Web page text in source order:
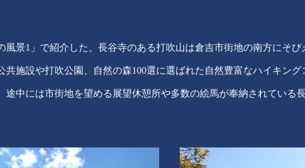
風景1」で紹介した、長谷寺のある打吹山は倉吉市街地の南方にそび
共施設や打吹公園、自然の森100選に選ばれた自然豊富なハイキン
途中には市街地を望める展望休憩所や多数の絵馬が奉納されている